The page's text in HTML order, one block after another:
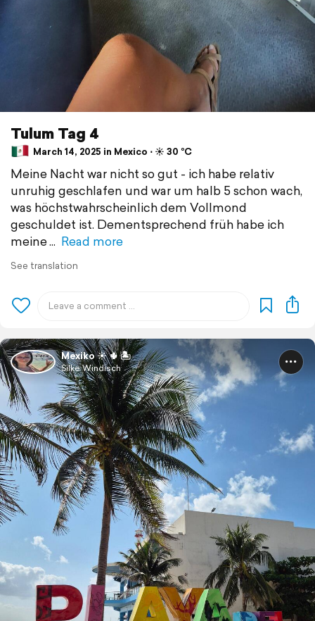
Tulum Tag 4
March 14, 2025 in Mexico ⋅ ☀️ 30 °C
Meine Nacht war nicht so gut - ich habe relativ
unruhig geschlafen und war um halb 5 schon wach,
was höchstwahrscheinlich dem Vollmond
geschuldet ist. Dementsprechend früh habe ich
meine
Read more
See translation
Mexiko ☀️ 🌵 🏝️
Silke Windisch